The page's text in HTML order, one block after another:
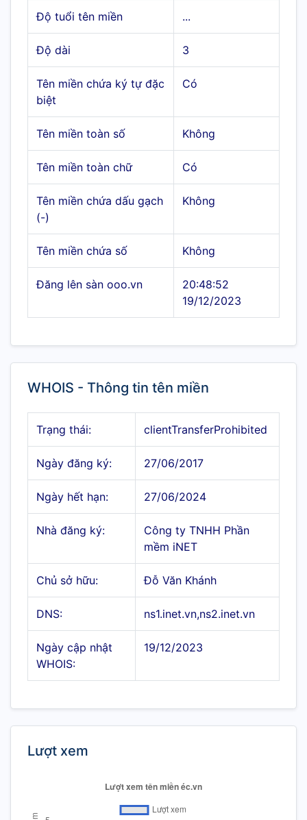
Độ tuổi tên miền ...
Độ dài 3
Tên miền chứa ký tự đặc
biệt
Có
Tên miền toàn số Không
Tên miền toàn chữ Có
Tên miền chứa dấu gạch
(-)
Không
Tên miền chứa số Không
Đăng lên sàn ooo.vn
20:48:52
19/12/2023
WHOIS - Thông tin tên miền
Trạng thái: clientTransferProhibited
Ngày đăng ký: 27/06/2017
Ngày hết hạn: 27/06/2024
Nhà đăng ký:
Công ty TNHH Phần
mềm iNET
Chủ sở hữu: Đỗ Văn Khánh
DNS: ns1.inet.vn,ns2.inet.vn
Ngày cập nhật
WHOIS:
19/12/2023
Lượt xem